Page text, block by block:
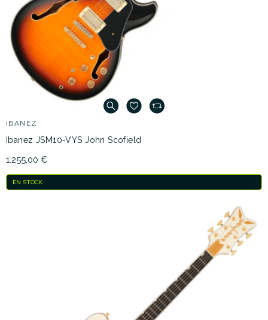
IBANEZ
Ibanez JSM10-VYS John Scofield
1.255,00 €
EN STOCK